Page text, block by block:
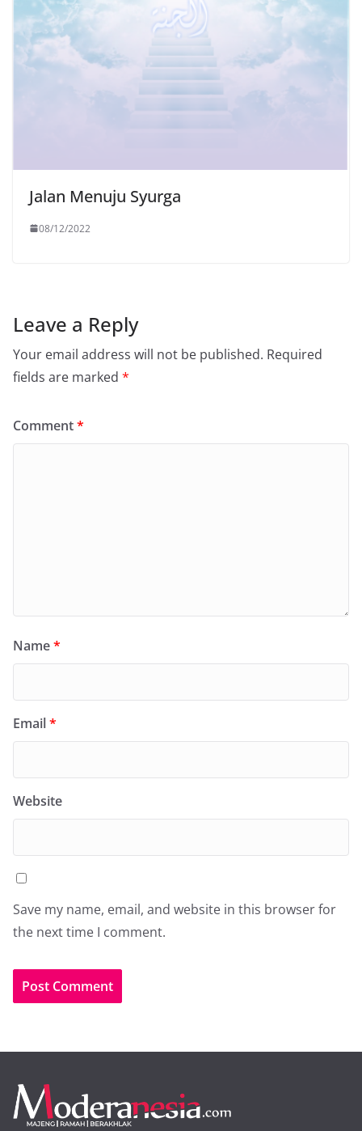
Jalan Menuju Syurga
08/12/2022
Leave a Reply
Your email address will not be published. Required
fields are marked *
Comment*
Name*
Email*
Website
Save my name, email, and website in this browser for
the next time I comment.